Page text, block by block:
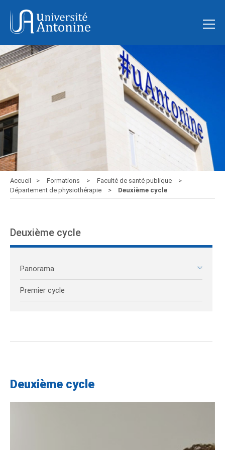
Accueil Formations
Faculté de santé publique
Département de physiothérapie
Deuxième cycle
Deuxième cycle
Panorama
Premier cycle
Deuxième cycle